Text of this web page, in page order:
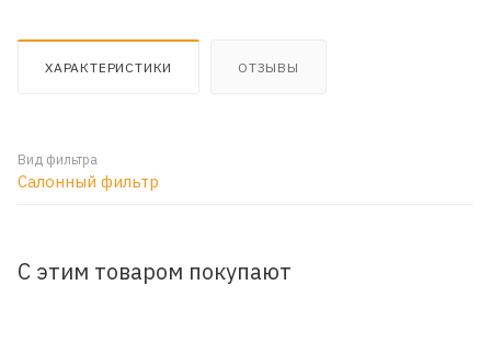
ХАРАКТЕРИСТИКИ ОТЗЫВЫ
Вид фильтра
Салонный фильтр
С этим товаром покупают